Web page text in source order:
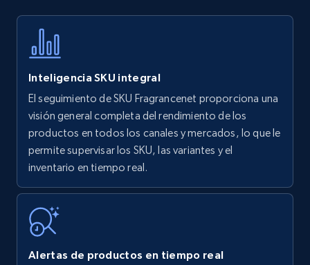
Amazon products - find products by using
upc numbers
Title, Seller name, Brand, Description, Initial
price, Currency, Availability, Reviews count, and
35.3K+
Inteligencia SKU integral
El seguimiento de SKU Fragrancenet proporciona una
visión general completa del rendimiento de los
productos en todos los canales y mercados, lo que le
permite supervisar los SKU, las variantes y el
inventario en tiempo real.
Alertas de productos en tiempo real